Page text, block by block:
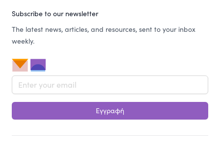
Subscribe to our newsletter
The latest news, articles, and resources, sent to your inbox
weekly.
Email address
Εγγραφή